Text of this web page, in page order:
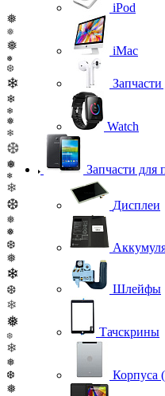
❅
❅
❅
❅
❆
❄
❄
❄
❅
❄
❆
❅
❄
❄
❆
❅
❅
❆
❅
❄
❆
❄
❅
❆
❄
❅
❆
❅
iPod
iMac
Watch
Запчасти для
Дисплеи
Шлейфы
Тачскрины
Корпуса